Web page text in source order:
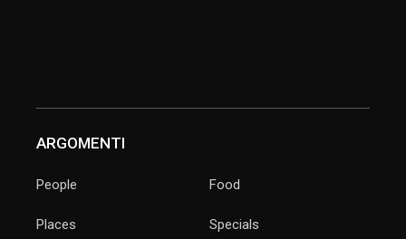
ARGOMENTI
People
Places
Food
Specials